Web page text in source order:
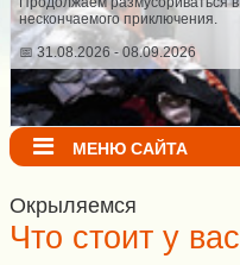
нескончаемого приключения.
📅 31.08.2026 - 08.09.2026
МЕНЮ САЙТА
Окрыляемся
Что стоит у